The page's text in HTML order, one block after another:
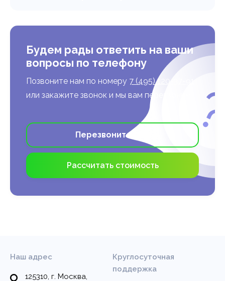
Будем рады ответить на ваши
вопросы по телефону
Позвоните нам по номеру 7 (495) 120-37-91
или закажите звонок и мы вам перезвоним
Перезвоните мне
Рассчитать стоимость
Наш адрес
125310, г. Москва,
Круглосуточная
поддержка